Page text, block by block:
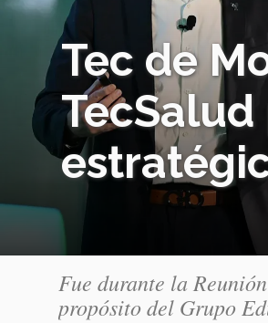
Tec de
Fue durante la
propósito del Grupo